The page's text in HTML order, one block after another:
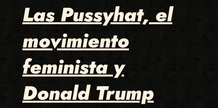
Las Pussyhat, el
movimiento
feminista y
Donald Trump